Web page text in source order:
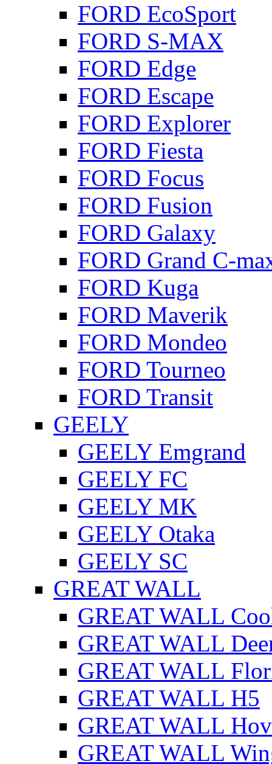
FORD EcoSport
FORD S-MAX
FORD Edge
FORD Escape
FORD Explorer
FORD Fiesta
FORD Focus
FORD Fusion
FORD Galaxy
FORD Grand C-
FORD Kuga
FORD Maverik
FORD Mondeo
FORD Tourneo
FORD Transit
GEELY
GEELY Emgrand
GEELY FC
GEELY MK
GEELY Otaka
GEELY SC
GREAT WALL
GREAT WALL
GREAT WALL
GREAT WALL
GREAT WALL H5
GREAT WALL
GREAT WALL